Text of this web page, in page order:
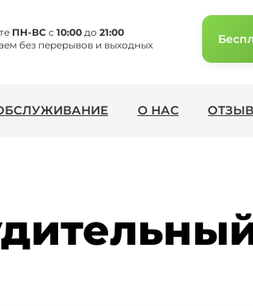
ПН-ВСс 10:00до 21:00
без перерывов и выходных
О НАС